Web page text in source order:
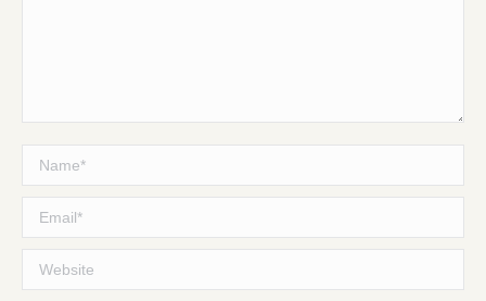
Name *
Email *
Website